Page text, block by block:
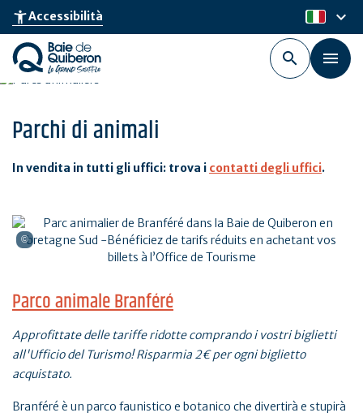
Skip
main
content
accessibility_newAccessibilità it
keyboard_arrow_down
Parchi di animali
In vendita in tutti gli uffici: trova i contatti degli uffici.
Parco animale Branféré
Approfittate delle tariffe ridotte comprando i vostri biglietti
all'Ufficio del Turismo! Risparmia 2€ per ogni biglietto
acquistato.
Branféré è un parco faunistico e botanico che divertirà e stupirà